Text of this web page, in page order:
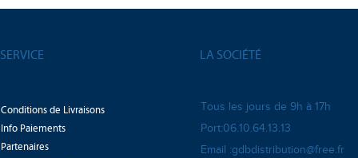
SERVICE LA SOCIÉTÉ
Conditions de Livraisons
Info Paiements
Partenaires
Tous les jours de 9h à 17h
Port:06.10.64.13.13
Email :gdbdistribution@free.fr